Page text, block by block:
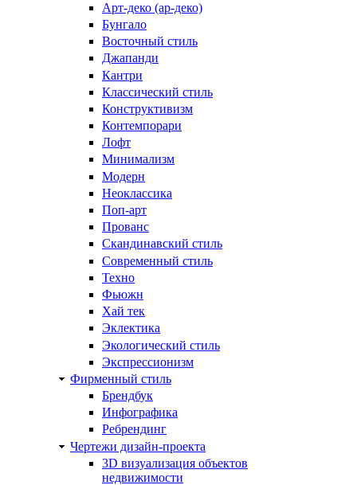
Арт-деко (ар-деко)
Бунгало
Восточный стиль
Джапанди
Кантри
Классический стиль
Конструктивизм
Контемпорари
Лофт
Минимализм
Модерн
Неоклассика
Поп-арт
Прованс
Скандинавский стиль
Современный стиль
Техно
Фьюжн
Хай тек
Эклектика
Экологический стиль
Экспрессионизм
Фирменный стиль
Брендбук
Инфографика
Ребрендинг
Чертежи дизайн-проекта
3D визуализация объектов
недвижимости